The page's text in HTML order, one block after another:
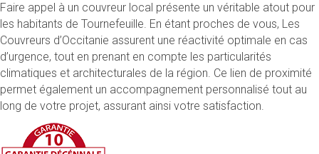
Faire appel à un couvreur local présente un véritable atout pour
les habitants de Tournefeuille. En étant proches de vous, Les
Couvreurs d’Occitanie assurent une réactivité optimale en cas
d’urgence, tout en prenant en compte les particularités
climatiques et architecturales de la région. Ce lien de proximité
permet également un accompagnement personnalisé tout au
long de votre projet, assurant ainsi votre satisfaction.